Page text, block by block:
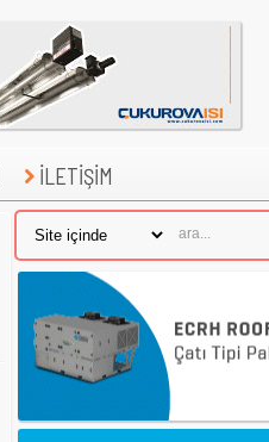
İLETİŞİM